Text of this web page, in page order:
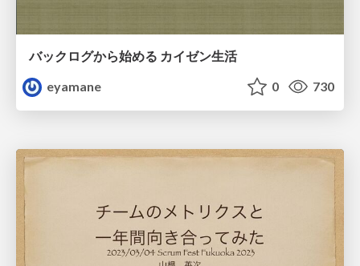
バックログから始める カイゼン生活
eyamane
0 730